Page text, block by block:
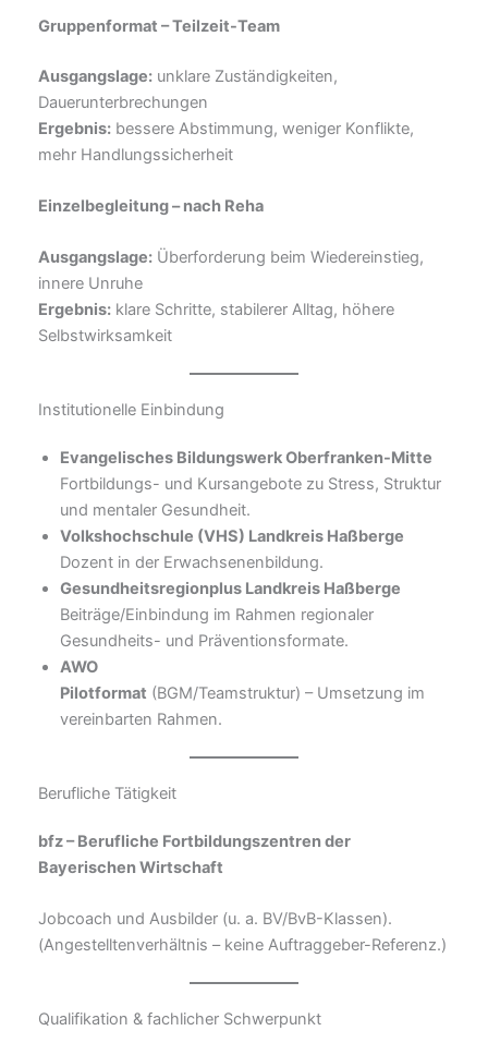
Gruppenformat – Teilzeit-Team
Ausgangslage:unklare Zuständigkeiten,
Dauerunterbrechungen
Ergebnis:bessere Abstimmung, weniger Konflikte,
mehr Handlungssicherheit
Einzelbegleitung – nach Reha
Ausgangslage:Überforderung beim Wiedereinstieg,
innere Unruhe
Ergebnis:klare Schritte, stabilerer Alltag, höhere
Selbstwirksamkeit
Institutionelle Einbindung
Evangelisches Bildungswerk Oberfranken-Mitte
Fortbildungs- und Kursangebote zu Stress, Struktur
und mentaler Gesundheit.
Volkshochschule (VHS) Landkreis Haßberge
Dozent in der Erwachsenenbildung.
Gesundheitsregionplus Landkreis Haßberge
Beiträge/Einbindung im Rahmen regionaler
Gesundheits- und Präventionsformate.
AWO
Pilotformat (BGM/Teamstruktur) – Umsetzung im
vereinbarten Rahmen.
Berufliche Tätigkeit
bfz – Berufliche Fortbildungszentren der
Bayerischen Wirtschaft
Jobcoach und Ausbilder (u. a. BV/BvB-Klassen).
(Angestelltenverhältnis – keine Auftraggeber-Referenz.)
Qualifikation & fachlicher Schwerpunkt